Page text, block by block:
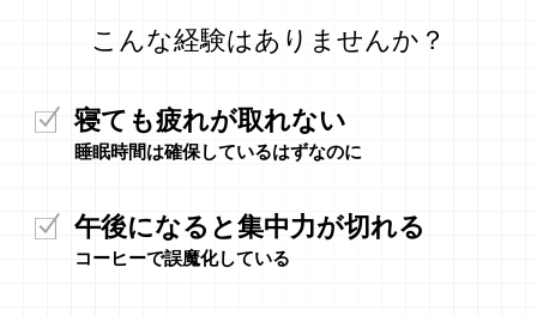
こんな経験はありませんか？
寝ても疲れが取れない
睡眠時間は確保しているはずなのに
午後になると集中力が切れる
コーヒーで誤魔化している